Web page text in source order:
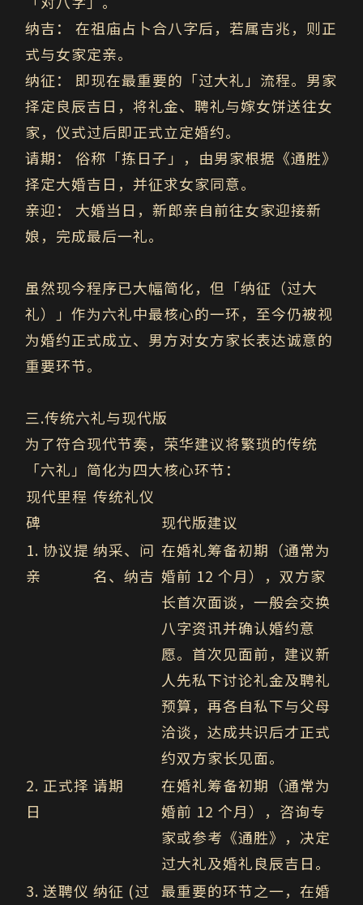
纳吉：
在祖庙占卜合八字后，若属吉兆，则正
式与女家定亲。
纳征：
即现在最重要的「过大礼」流程。男家
择定良辰吉日，将礼金、聘礼与嫁女饼送往女
家，仪式过后即正式立定婚约。
请期：
俗称「拣日子」，由男家根据《通胜》
择定大婚吉日，并征求女家同意。
亲迎：
大婚当日，新郎亲自前往女家迎接新
娘，完成最后一礼。
虽然现今程序已大幅简化，但「纳征（过大
礼）」作为六礼中最核心的一环，至今仍被视
为婚约正式成立、男方对女方家长表达诚意的
重要环节。
三.传统六礼与现代版
为了符合现代节奏，荣华建议将繁琐的传统
「六礼」简化为四大核心环节：
现代里程
碑
传统礼仪
现代版建议
1. 协议提
亲
纳采、问
名、纳吉
在婚礼筹备初期（通常为
婚前 12 个月），双方家
长首次面谈，一般会交换
八字资讯并确认婚约意
愿。首次见面前，建议新
人先私下讨论礼金及聘礼
预算，再各自私下与父母
洽谈，达成共识后才正式
约双方家长见面。
2. 正式择
日
请期
在婚礼筹备初期（通常为
婚前 12 个月），咨询专
家或参考《通胜》，决定
过大礼及婚礼良辰吉日。
3. 送聘仪 纳征 (过 最重要的环节之一，在婚